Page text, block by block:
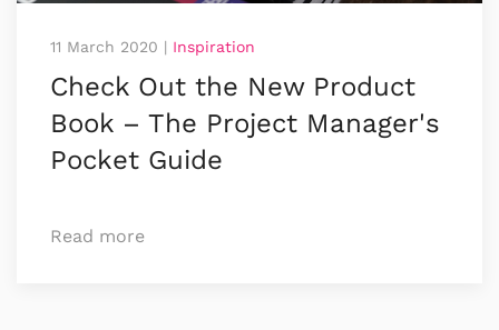
11 March 2020 | Inspiration
Check Out the New Product
Book – The Project Manager's
Pocket Guide
Read more